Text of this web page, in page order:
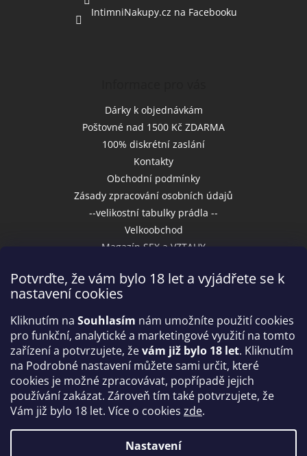
Potvrďte, že vám bylo 18 let a vyjádřete se k
nastavení cookies
Kliknutím na Souhlasím nám umožníte použití cookies
pro funkční, analytické a marketingové využití na tomto
zařízení a potvrzujete, ževám již bylo 18 let. Kliknutím
na Podrobné nastavení můžete sami určit, které
cookies je možné zpracovávat, popřípadě jejich
používání zakázat. Zároveň tím také potvrzujete, že
Vám již bylo 18 let. Více o cookies zde.
Nastavení
IntimniNakupy.cz na Facebooku
Dárky k objednávkám
Poštovné nad 1500 Kč ZDARMA
100% diskrétní zaslání
Kontakty
Obchodní podmínky
Zásady zpracování osobních údajů
--velikostní tabulky prádla --
Velkoobchod
Magazín SEX a VZTAHY
Přijímáme online platby